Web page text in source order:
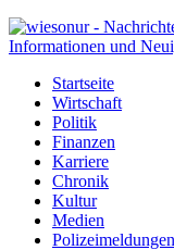
Informationen und
Startseite
Wirtschaft
Politik
Finanzen
Karriere
Chronik
Kultur
Medien
Polizeimeldungen